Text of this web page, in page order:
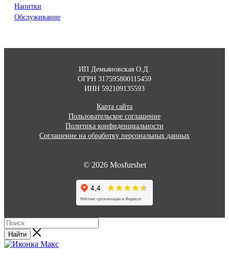
Напитки
Обслуживание
ИП Демьяновская О.Д.
ОГРН 317595800115459
ИНН 592109135593
Карта сайта
Пользовательское соглашение
Политика конфиденциальности
Соглашение на обработку персональных данных
© 2026 Mosfurshet
Найти